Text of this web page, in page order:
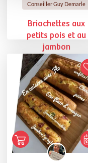
Conseiller Guy Demarle
Briochettes aux
petits pois et au
jambon